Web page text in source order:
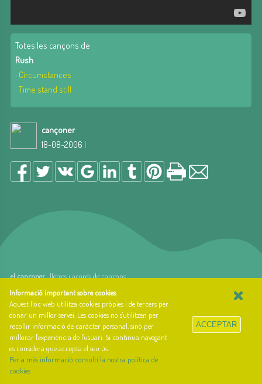
Totes les cançons de
Rush
· Circumstances
· Time stand still
cançoner
18-08-2006 |
el cançoner· lletres i acords de cançons
web basada en el Gestior de Continguts
creada per arnAu bellavista
Sobre el cançoner
Qui som i quina és la nostra història?
Llibre d'estil
Contacte
@cansconer
Informació important sobre cookies.
Aquest lloc web utilitza cookies pròpies i de tercers per
donar un millor servei. Les cookies no s'utilitzen per
recollir informació de caràcter personal, sinó per
millorar l'experiència de l'usuari. Si continua navegant
es considera que accepta el seu ús.
Per a més informació consulti la nostra política de
cookies
×
ACCEPTAR